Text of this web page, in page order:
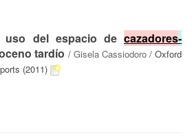
uso del espacio decazadores-
tardío / Gisela Cassiodoro/ Oxford
(2011)